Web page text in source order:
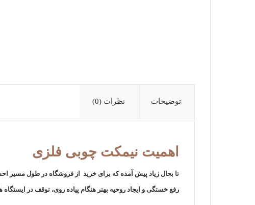
توضیحات نظرات (0)
اهمیت نیمکت چوبی فلزی
تا بحال زیاد پیش آمده که برای خرید از فروشگاه در طول مسیر
رفع خستگی و ایجاد روحیه بهتر هنگام پیاده روی، توقف در